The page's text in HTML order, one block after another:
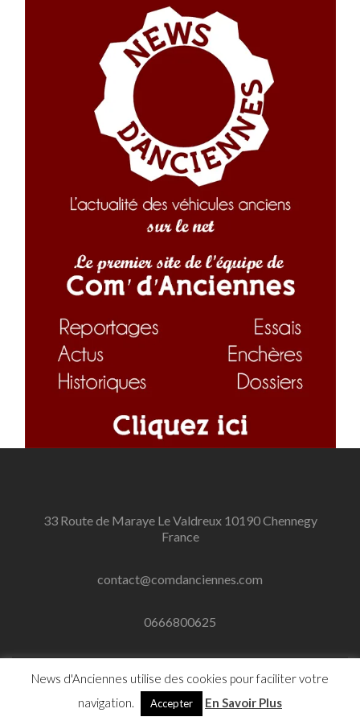
33 Route de Maraye Le Valdreux 10190 Chennegy
France
contact@comdanciennes.com
0666800625
Développé par
News d'Anciennes utilise des cookies pour faciliter votre
navigation.
Accepter En Savoir Plus